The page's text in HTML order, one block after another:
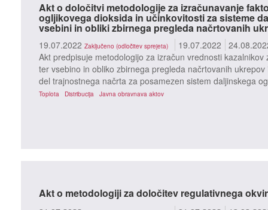
Akt o določitvi metodologije za izračunavanje
ogljikovega dioksida in učinkovitosti za sisteme
vsebini in obliki zbirnega pregleda načrtovanih
19.07.2022 Zaključeno (odločitev sprejeta) 19.07.2022
Akt predpisuje metodologijo za izračun vrednosti
ter vsebino in obliko zbirnega pregleda načrtovanih
del trajnostnega načrta za posamezen sistem daljinskega
Toplota Distribucija Javna obravnava aktov
Akt o metodologiji za določitev regulativnega